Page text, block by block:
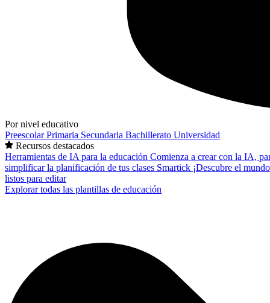
Por nivel educativo
PreescolarPrimaria Secundaria Bachillerato Universidad
Recursos destacados
Herramientas de IA para la educación Comienza a crear con la IA,
simplificar la planificación de tus clases Smartick ¡Descubre el
listos para editar
Explorar todas las plantillas de educación